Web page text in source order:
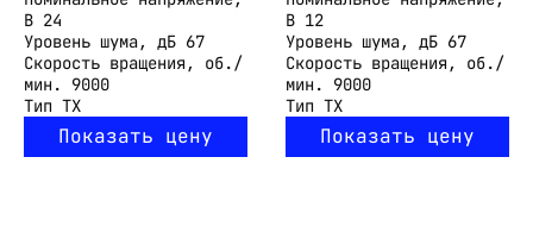
В 24
Уровень шума, дБ 67
Скорость вращения, об./
мин.
9000
Тип TX
Показать цену
В 12
Уровень шума, дБ 67
Скорость вращения, об./
мин.
9000
Тип TX
Показать цену